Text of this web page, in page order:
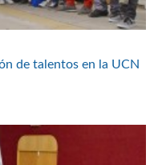
de talentos en la UCN